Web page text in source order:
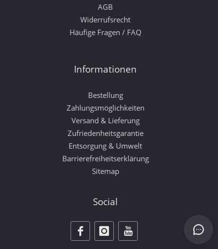
AGB
Widerrufsrecht
Häufige Fragen / FAQ
Informationen
Bestellung
Zahlungsmöglichkeiten
Versand & Lieferung
Zufriedenheitsgarantie
Entsorgung & Umwelt
Barrierefreiheitserklärung
Sitemap
Social